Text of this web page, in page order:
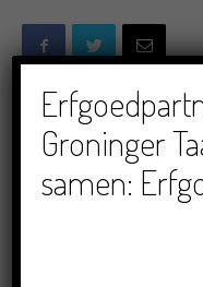
LEES VERDER
Groninger
samen: